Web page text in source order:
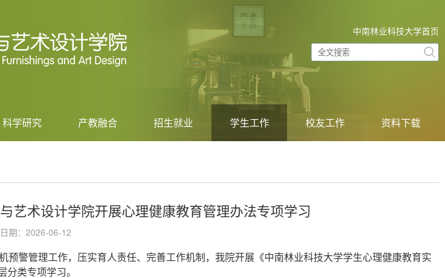
中南林业科技大学首页
科学研究 产教融合 招生就业 学生工作 校友工作 资料下载
术设计学院开展心理健康教育管理办法专项学习
期：2026-06-12
警管理工作，压实育人责任、完善工作机制，我院开展《中南林业科技大学学生心理健康教育实
分类专项学习。